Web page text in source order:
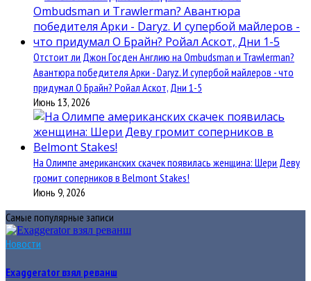
Отстоит ли Джон Госден Англию на Ombudsman и Trawlerman?
Авантюра победителя Арки - Daryz. И супербой майлеров - что
придумал О Брайн? Ройал Аскот, Дни 1-5
Июнь 13, 2026
На Олимпе американских скачек появилась женщина: Шери Деву
громит соперников в Belmont Stakes!
Июнь 9, 2026
Самые популярные записи
Новости
Exaggerator взял реванш